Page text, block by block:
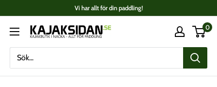
innehåll
Vi har allt för din paddling!
Kajaksidan
0